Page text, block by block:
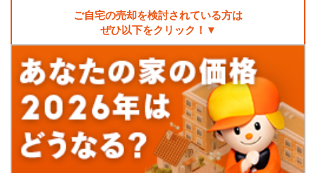
ご自宅の売却を検討されている方は
ぜひ以下をクリック！▼